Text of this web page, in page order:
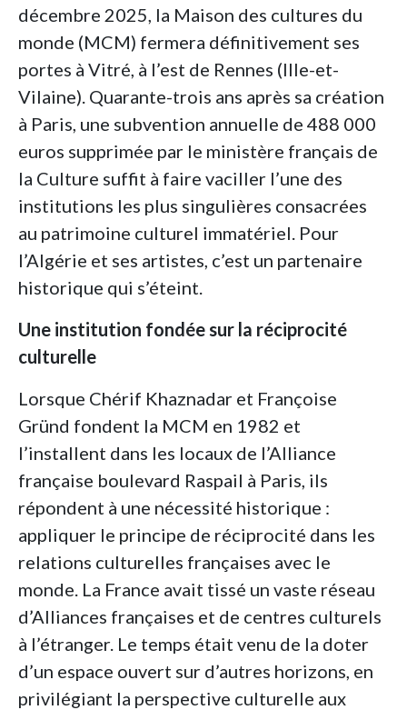
décembre 2025, la Maison des cultures du
monde (MCM) fermera définitivement ses
portes à Vitré, à l’est de Rennes (Ille-et-
Vilaine). Quarante-trois ans après sa création
à Paris, une subvention annuelle de 488 000
euros supprimée par le ministère français de
la Culture suffit à faire vaciller l’une des
institutions les plus singulières consacrées
au patrimoine culturel immatériel. Pour
l’Algérie et ses artistes, c’est un partenaire
historique qui s’éteint.
Une institution fondée sur la réciprocité
culturelle
Lorsque Chérif Khaznadar et Françoise
Gründ fondent la MCM en 1982 et
l’installent dans les locaux de l’Alliance
française boulevard Raspail à Paris, ils
répondent à une nécessité historique :
appliquer le principe de réciprocité dans les
relations culturelles françaises avec le
monde. La France avait tissé un vaste réseau
d’Alliances françaises et de centres culturels
à l’étranger. Le temps était venu de la doter
d’un espace ouvert sur d’autres horizons, en
privilégiant la perspective culturelle aux